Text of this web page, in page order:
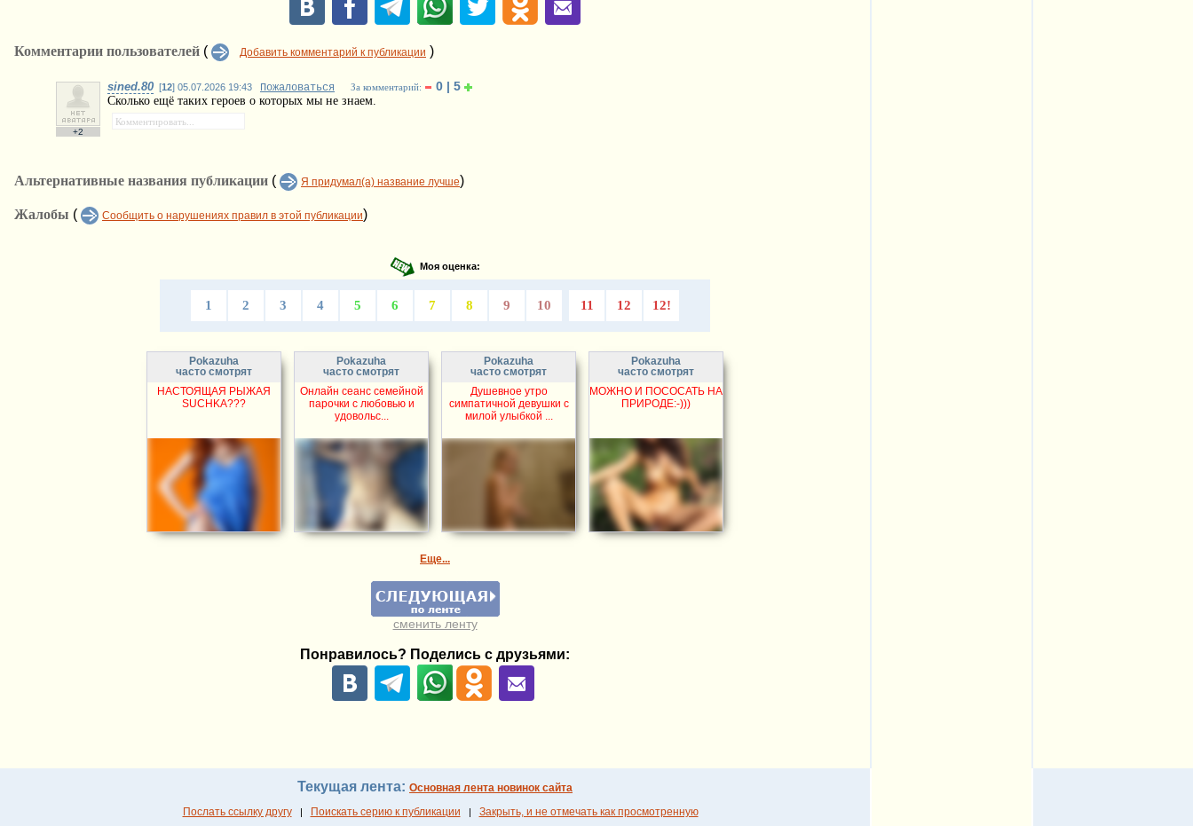
Комментарии пользователей ( Добавить комментарий к публикации )
+2
sined.80 [12] 05.07.2026 19:43 Пожаловаться За комментарий: 0 | 5
Сколько ещё таких героев о которых мы не знаем.
Альтернативные названия публикации ( Я придумал(а) название лучше)
Жалобы ( Сообщить о нарушениях правил в этой публикации)
Моя оценка:
1 2 3 4 5 6 7 8 9 10 11 12 12!
Pokazuha
часто смотрят
НАСТОЯЩАЯ РЫЖАЯ
SUCHKA???
Pokazuha
часто смотрят
Онлайн сеанс семейной
парочки с любовью и
удовольс...
Pokazuha
часто смотрят
Душевное утро
симпатичной девушки с
милой улыбкой ...
Pokazuha
часто смотрят
МОЖНО И ПОСОСАТЬ НА
ПРИРОДЕ:-)))
Еще...
сменить ленту
Понравилось? Поделись с друзьями:
Текущая лента: Основная лента новинок сайта
Послать ссылку другу| Поискать серию к публикации | Закрыть, и не отмечать как просмотренную